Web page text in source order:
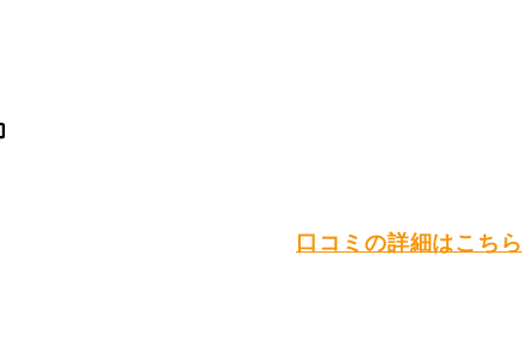
口コミの詳細はこちら